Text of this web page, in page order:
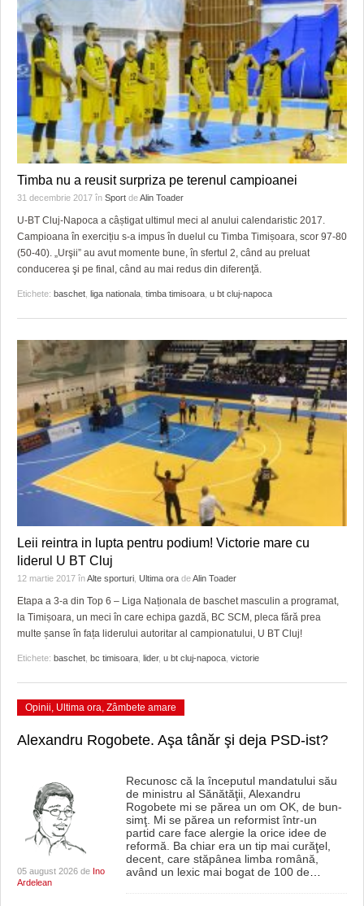
Timba nu a reusit surpriza pe terenul campioanei
31 decembrie 2017 în Sport deAlin Toader
U-BT Cluj-Napoca a câștigat ultimul meci al anului calendaristic 2017.
Campioana în exercițiu s-a impus în duelul cu Timba Timișoara, scor 97-80
(50-40). „Urşii” au avut momente bune, în sfertul 2, când au preluat
conducerea şi pe final, când au mai redus din diferenţă.
Etichete: baschet liga nationala timba timisoara u bt cluj-napoca
Leii reintra in lupta pentru podium! Victorie mare cu
liderul U BT Cluj
12 martie 2017 înAlte sporturi Ultima ora deAlin Toader
Etapa a 3-a din Top 6 – Liga Naționala de baschet masculin a programat,
la Timișoara, un meci în care echipa gazdă, BC SCM, pleca fără prea
multe șanse în fața liderului autoritar al campionatului, U BT Cluj!
Etichete: baschet bc timisoara lider, u bt cluj-napoca victorie
Opinii, Ultima ora, Zâmbete amare
Alexandru Rogobete. Aşa tânăr şi deja PSD-ist?
05 august 2026 de Ino
Ardelean
Recunosc că la începutul mandatului său
de ministru al Sănătăţii, Alexandru
Rogobete mi se părea un om OK, de bun-
simţ. Mi se părea un reformist într-un
partid care face alergie la orice idee de
reformă. Ba chiar era un tip mai curăţel,
decent, care stăpânea limba română,
având un lexic mai bogat de 100 de…